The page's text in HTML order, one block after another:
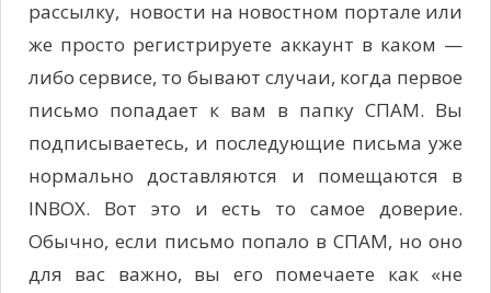
рассылку, новости на новостном портале или
же просто регистрируете аккаунт в каком —
либо сервисе, то бывают случаи, когда первое
письмо попадает к вам в папку СПАМ. Вы
подписываетесь, и последующие письма уже
нормально доставляются и помещаются в
INBOX. Вот это и есть то самое доверие.
Обычно, если письмо попало в СПАМ, но оно
для вас важно, вы его помечаете как «не